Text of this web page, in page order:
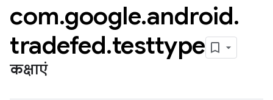
com.google.android.
tradefed.testtype
कक्षाएं